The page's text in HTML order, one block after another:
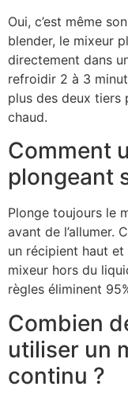
Oui, c’est même
blender, le mixeur
directement dans
refroidir 2 à 3
plus des deux tiers
chaud.
Comment
plongeant
Plonge toujours le
avant de l’allumer.
un récipient haut
mixeur hors du
règles éliminent
Combien
utiliser un
continu ?